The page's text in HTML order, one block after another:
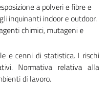
a polveri e fibre e
inquinanti indoor e outdoor.
chimici, mutageni e
e cenni di statistica. I rischi
Normativa relativa alla
di lavoro.